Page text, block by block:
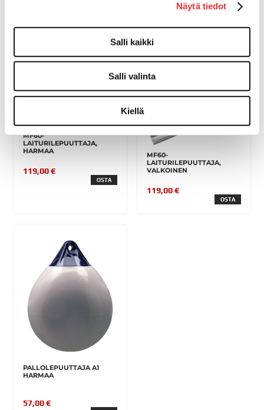
Näytä tiedot
Salli kaikki
Salli valinta
Kiellä
165X585MM
OSTA
MF60-
LAITURILEPUUTTAJA,
HARMAA
119,00 €
OSTA
MF60-
LAITURILEPUUTTAJA,
VALKOINEN
119,00 €
OSTA
PALLOLEPUUTTAJA A1
HARMAA
57,00 €